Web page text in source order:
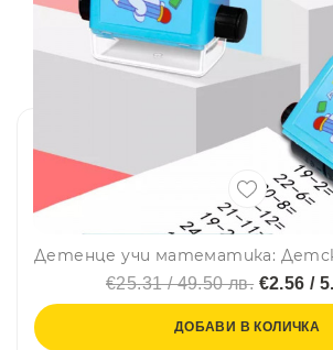
€25.31 / 49.50 лв. €2.56 /
ДОБАВИ В КОЛИЧКА